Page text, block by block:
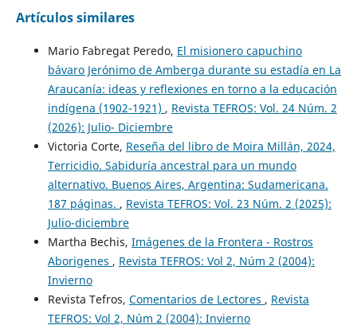
Artículos similares
Mario Fabregat Peredo, El misionero capuchino
bávaro Jerónimo de Amberga durante su estadía en La
Araucanía: ideas y reflexiones en torno a la educación
indígena (1902-1921) , Revista TEFROS: Vol. 24 Núm. 2
(2026): Julio- Diciembre
Victoria Corte, Reseña del libro de Moira Millán, 2024,
Terricidio. Sabiduría ancestral para un mundo
alternativo. Buenos Aires, Argentina: Sudamericana.
187 páginas. , Revista TEFROS: Vol. 23 Núm. 2 (2025):
Julio-diciembre
Martha Bechis, Imágenes de la Frontera - Rostros
Aborigenes , Revista TEFROS: Vol 2, Núm 2 (2004):
Invierno
Revista Tefros, Comentarios de Lectores , Revista
TEFROS: Vol 2, Núm 2 (2004): Invierno